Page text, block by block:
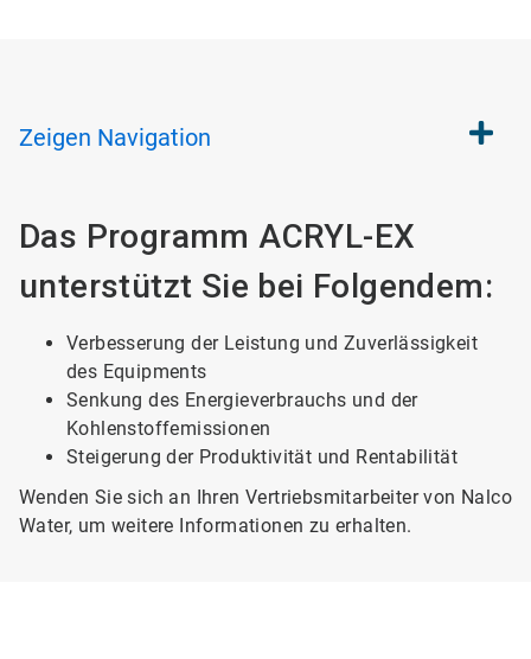
Zeigen Navigation
Das Programm ACRYL-EX
unterstützt Sie bei Folgendem:
Verbesserung der Leistung und Zuverlässigkeit
des Equipments
Senkung des Energieverbrauchs und der
Kohlenstoffemissionen
Steigerung der Produktivität und Rentabilität
Wenden Sie sich an Ihren Vertriebsmitarbeiter von Nalco
Water, um weitere Informationen zu erhalten.